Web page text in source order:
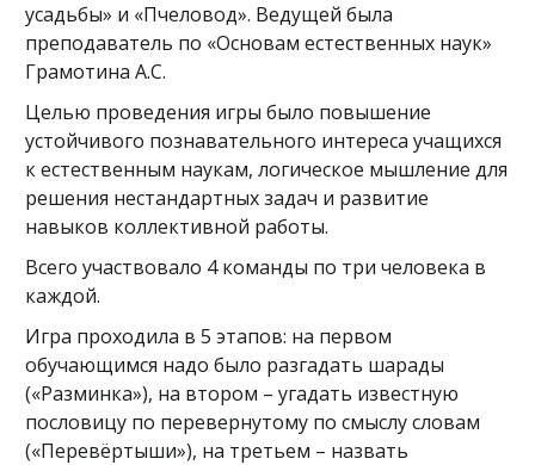
усадьбы» и «Пчеловод». Ведущей была
преподаватель по «Основам естественных наук»
Грамотина А.С.
Целью проведения игры было повышение
устойчивого познавательного интереса учащихся
к естественным наукам, логическое мышление для
решения нестандартных задач и развитие
навыков коллективной работы.
Всего участвовало 4 команды по три человека в
каждой.
Игра проходила в 5 этапов: на первом
обучающимся надо было разгадать шарады
(«Разминка»), на втором – угадать известную
пословицу по перевернутому по смыслу словам
(«Перевёртыши»), на третьем – назвать